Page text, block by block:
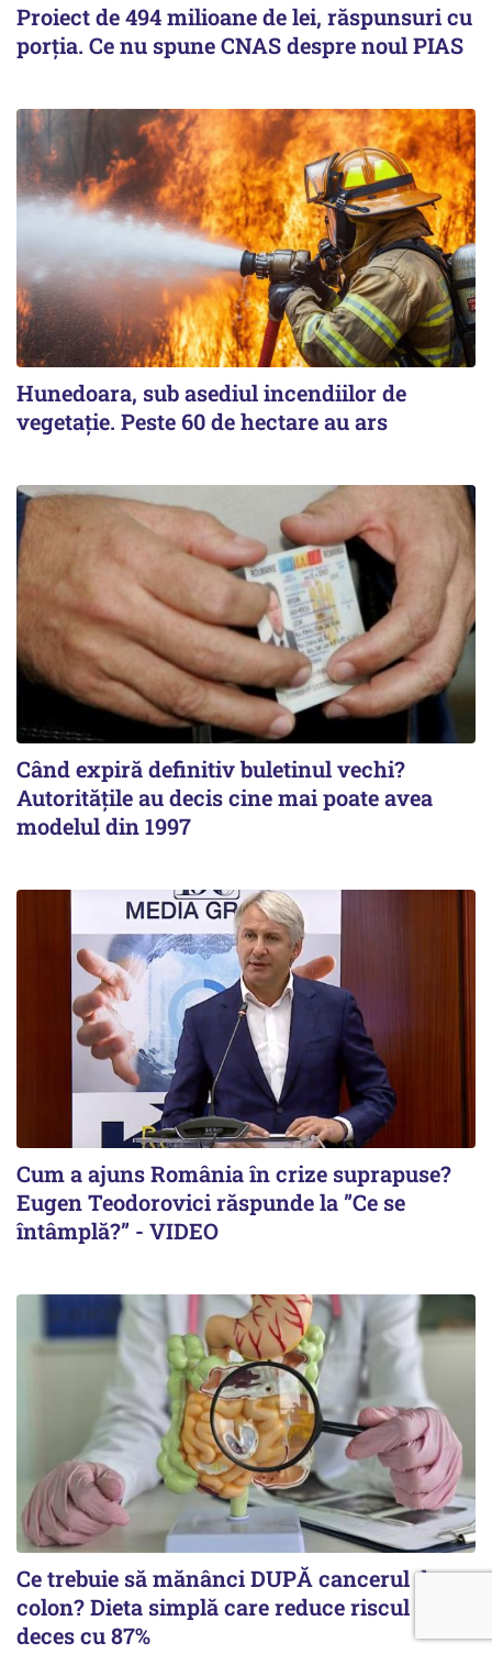
Proiect de 494 milioane de lei, răspunsuri cu
porția. Ce nu spune CNAS despre noul PIAS
Hunedoara, sub asediul incendiilor de
vegetație. Peste 60 de hectare au ars
Când expiră definitiv buletinul vechi?
Autoritățile au decis cine mai poate avea
modelul din 1997
Cum a ajuns România în crize suprapuse?
Eugen Teodorovici răspunde la ”Ce se
întâmplă?” - VIDEO
Ce trebuie să mănânci DUPĂ cancerul de
colon? Dieta simplă care reduce riscul de
deces cu 87%